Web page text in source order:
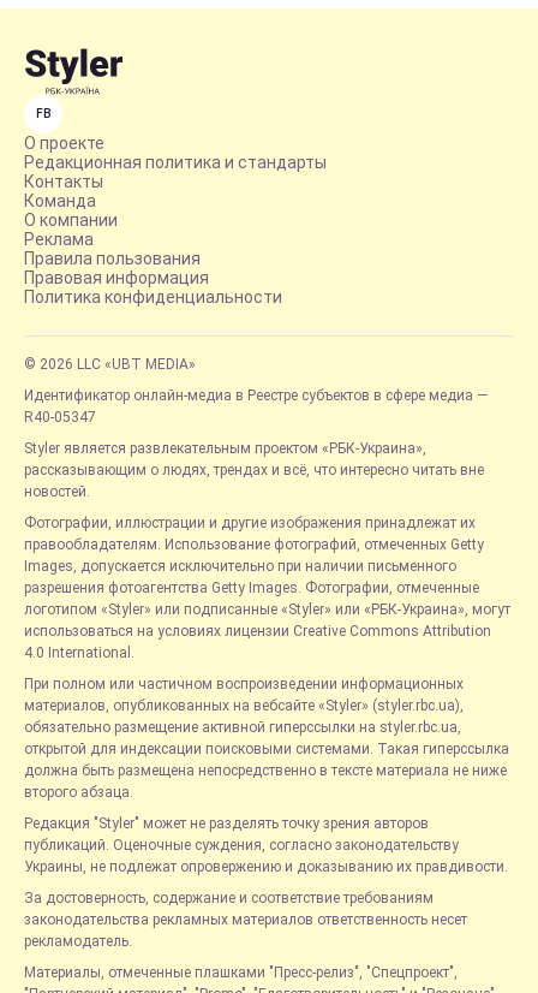
FB
О проекте
Редакционная политика и стандарты
Контакты
Команда
О компании
Реклама
Правила пользования
Правовая информация
Политика конфиденциальности
© 2026 LLC «UBT MEDIA»
Идентификатор онлайн-медиа в Реестре субъектов в сфере медиа —
R40-05347
Styler является развлекательным проектом «РБК-Украина»,
рассказывающим о людях, трендах и всё, что интересно читать вне
новостей.
Фотографии, иллюстрации и другие изображения принадлежат их
правообладателям. Использование фотографий, отмеченных Getty
Images, допускается исключительно при наличии письменного
разрешения фотоагентства Getty Images. Фотографии, отмеченные
логотипом «Styler» или подписанные «Styler» или «РБК-Украина», могут
использоваться на условиях лицензии Creative Commons Attribution
4.0 International.
При полном или частичном воспроизведении информационных
материалов, опубликованных на вебсайте «Styler» (styler.rbc.ua),
обязательно размещение активной гиперссылки на styler.rbc.ua,
открытой для индексации поисковыми системами. Такая гиперссылка
должна быть размещена непосредственно в тексте материала не ниже
второго абзаца.
Редакция "Styler" может не разделять точку зрения авторов
публикаций. Оценочные суждения, согласно законодательству
Украины, не подлежат опровержению и доказыванию их правдивости.
За достоверность, содержание и соответствие требованиям
законодательства рекламных материалов ответственность несет
рекламодатель.
Материалы, отмеченные плашками "Пресс-релиз", "Спецпроект",